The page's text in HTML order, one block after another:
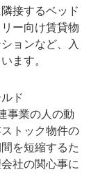
接するベッド
ー向け賃貸物
ョンなど、入
ます。
ド
事業の人の動
トック物件の
を短縮するた
社の関心事に